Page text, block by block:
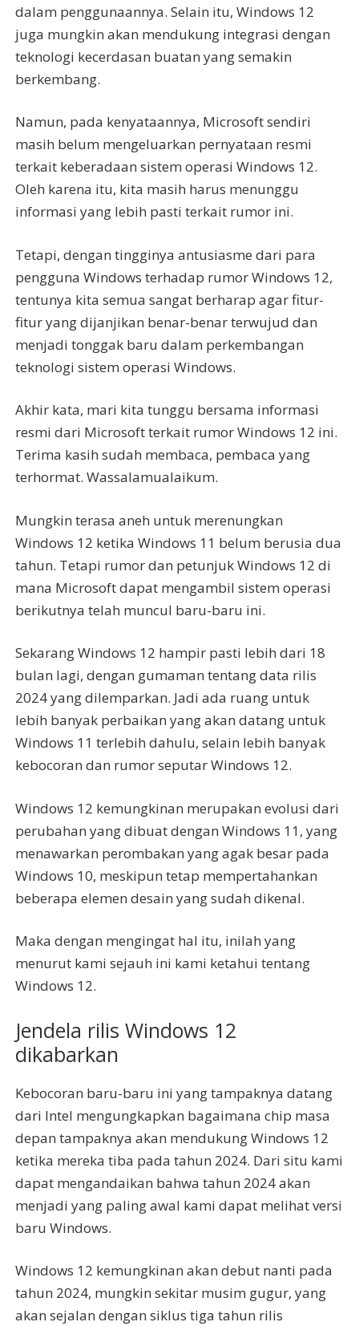
dalam penggunaannya. Selain itu, Windows 12
juga mungkin akan mendukung integrasi dengan
teknologi kecerdasan buatan yang semakin
berkembang.
Namun, pada kenyataannya, Microsoft sendiri
masih belum mengeluarkan pernyataan resmi
terkait keberadaan sistem operasi Windows 12.
Oleh karena itu, kita masih harus menunggu
informasi yang lebih pasti terkait rumor ini.
Tetapi, dengan tingginya antusiasme dari para
pengguna Windows terhadap rumor Windows 12,
tentunya kita semua sangat berharap agar fitur-
fitur yang dijanjikan benar-benar terwujud dan
menjadi tonggak baru dalam perkembangan
teknologi sistem operasi Windows.
Akhir kata, mari kita tunggu bersama informasi
resmi dari Microsoft terkait rumor Windows 12 ini.
Terima kasih sudah membaca, pembaca yang
terhormat. Wassalamualaikum.
Mungkin terasa aneh untuk merenungkan
Windows 12 ketika Windows 11 belum berusia dua
tahun. Tetapi rumor dan petunjuk Windows 12 di
mana Microsoft dapat mengambil sistem operasi
berikutnya telah muncul baru-baru ini.
Sekarang Windows 12 hampir pasti lebih dari 18
bulan lagi, dengan gumaman tentang data rilis
2024 yang dilemparkan. Jadi ada ruang untuk
lebih banyak perbaikan yang akan datang untuk
Windows 11 terlebih dahulu, selain lebih banyak
kebocoran dan rumor seputar Windows 12.
Windows 12 kemungkinan merupakan evolusi dari
perubahan yang dibuat dengan Windows 11, yang
menawarkan perombakan yang agak besar pada
Windows 10, meskipun tetap mempertahankan
beberapa elemen desain yang sudah dikenal.
Maka dengan mengingat hal itu, inilah yang
menurut kami sejauh ini kami ketahui tentang
Windows 12.
Jendela rilis Windows 12
dikabarkan
Kebocoran baru-baru ini yang tampaknya datang
dari Intel mengungkapkan bagaimana chip masa
depan tampaknya akan mendukung Windows 12
ketika mereka tiba pada tahun 2024. Dari situ kami
dapat mengandaikan bahwa tahun 2024 akan
menjadi yang paling awal kami dapat melihat versi
baru Windows.
Windows 12 kemungkinan akan debut nanti pada
tahun 2024, mungkin sekitar musim gugur, yang
akan sejalan dengan siklus tiga tahun rilis